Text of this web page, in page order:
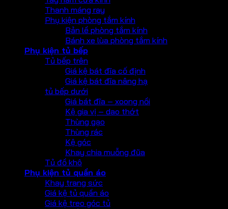
Thanh máng ray
Phụ kiện phòng tắm kính
Bản lề phòng tắm kính
Bánh xe lùa phòng tắm kính
Phụ kiện tủ bếp
Tủ bếp trên
Giá kệ bát đĩa cố định
Giá kệ bát đĩa nâng hạ
tủ bếp dưới
Giá bát đĩa – xoong nồi
Kệ gia vị – dao thớt
Thùng gạo
Thùng rác
Kệ góc
Khay chia muỗng đũa
Tủ đồ khô
Phụ kiện tủ quần áo
Khay trang sức
Giá kệ tủ quần áo
Giá kệ treo góc tủ